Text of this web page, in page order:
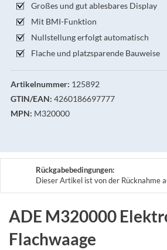
Großes und gut ablesbares Display
Mit BMI-Funktion
Nullstellung erfolgt automatisch
Flache und platzsparende Bauweise
Artikelnummer: 125892
GTIN/EAN: 4260186697777
MPN: M320000
Rückgabebedingungen:
Dieser Artikel ist von der Rücknahme
ADE M320000
Flachwaage